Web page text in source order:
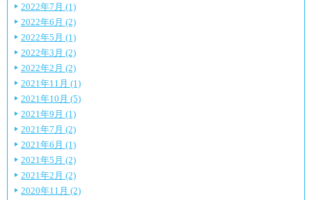
2022年7月 (1)
2022年6月 (2)
2022年5月 (1)
2022年3月 (2)
2022年2月 (2)
2021年11月 (1)
2021年10月 (5)
2021年9月 (1)
2021年7月 (2)
2021年6月 (1)
2021年5月 (2)
2021年2月 (2)
2020年11月 (2)